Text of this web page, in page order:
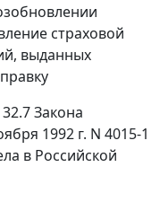
страховой
выданных
Закона
1992 г. N 4015-1
в Российской